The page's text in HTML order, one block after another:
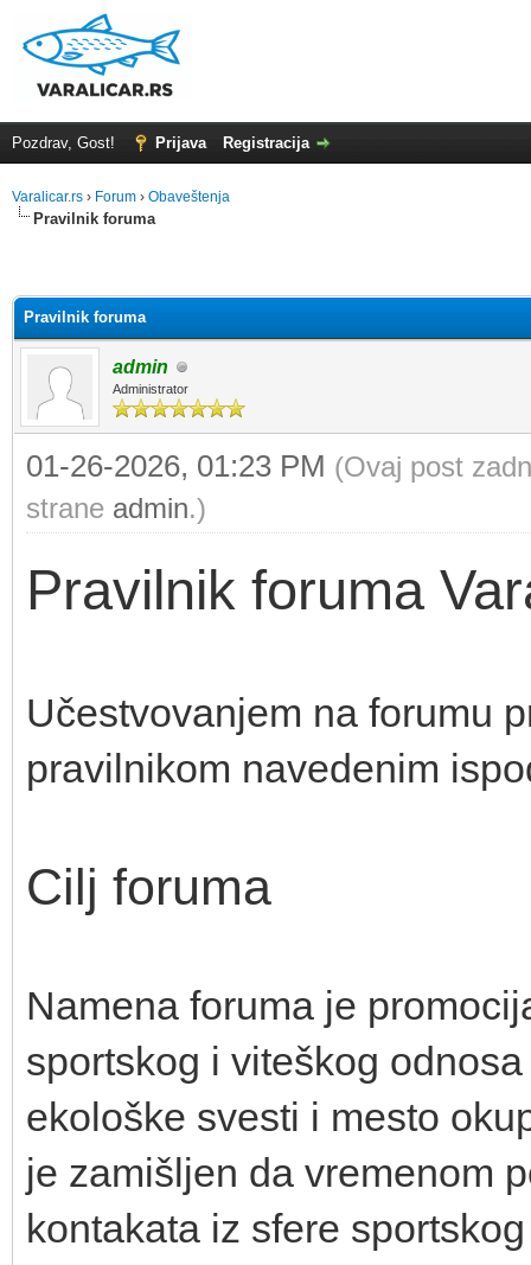
Pozdrav, Gost! Prijava Registracija
Varalicar.rs › Forum › Obaveštenja
Pravilnik foruma
Pravilnik foruma
admin
Administrator
01-26-2026, 01:23 PM (Ovaj post
strane admin.)
Pravilnik foruma
Učestvovanjem na forumu
pravilnikom navedenim
Cilj foruma
Namena foruma je
sportskog i viteškog
ekološke svesti i mesto
je zamišljen da vremenom
kontakata iz sfere